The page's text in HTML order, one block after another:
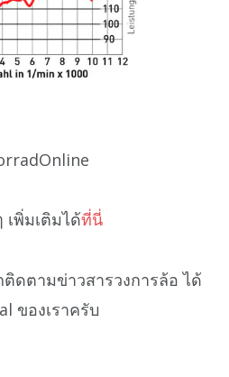
เพิ่มเติมได้ที่นี่
ดตามข่าวสารวงการล้อ ได้
ของเราครับ